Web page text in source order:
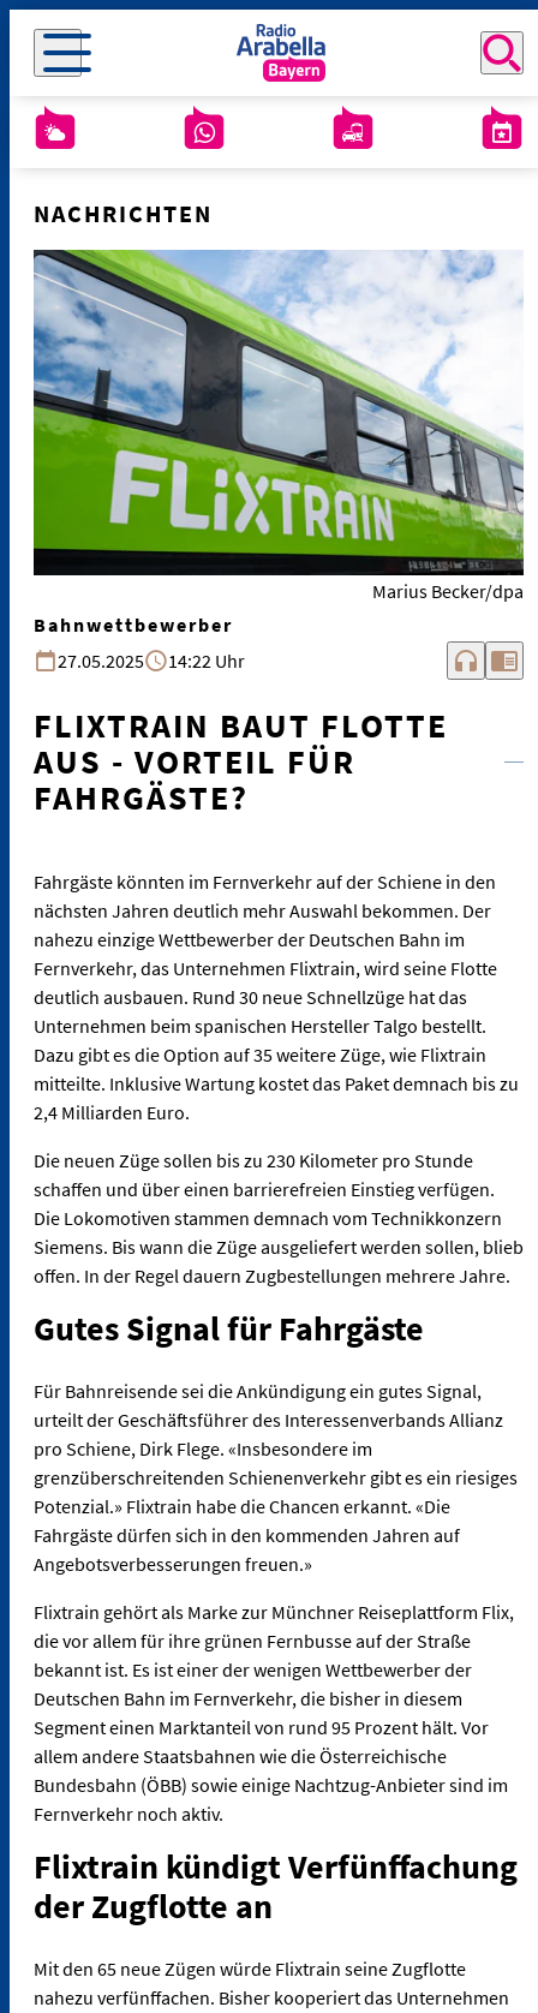
NACHRICHTEN
Marius Becker/dpa
Bahnwettbewerber
27.05.2025
14:22 Uhr headphones chrome_reader_mode
FLIXTRAIN BAUT FLOTTE
AUS - VORTEIL FÜR
FAHRGÄSTE?
Fahrgäste könnten im Fernverkehr auf der Schiene in den
nächsten Jahren deutlich mehr Auswahl bekommen. Der
nahezu einzige Wettbewerber der Deutschen Bahn im
Fernverkehr, das Unternehmen Flixtrain, wird seine Flotte
deutlich ausbauen. Rund 30 neue Schnellzüge hat das
Unternehmen beim spanischen Hersteller Talgo bestellt.
Dazu gibt es die Option auf 35 weitere Züge, wie Flixtrain
mitteilte. Inklusive Wartung kostet das Paket demnach bis zu
2,4 Milliarden Euro.
Die neuen Züge sollen bis zu 230 Kilometer pro Stunde
schaffen und über einen barrierefreien Einstieg verfügen.
Die Lokomotiven stammen demnach vom Technikkonzern
Siemens. Bis wann die Züge ausgeliefert werden sollen, blieb
offen. In der Regel dauern Zugbestellungen mehrere Jahre.
Gutes Signal für Fahrgäste
Für Bahnreisende sei die Ankündigung ein gutes Signal,
urteilt der Geschäftsführer des Interessenverbands Allianz
pro Schiene, Dirk Flege. «Insbesondere im
grenzüberschreitenden Schienenverkehr gibt es ein riesiges
Potenzial.» Flixtrain habe die Chancen erkannt. «Die
Fahrgäste dürfen sich in den kommenden Jahren auf
Angebotsverbesserungen freuen.»
Flixtrain gehört als Marke zur Münchner Reiseplattform Flix,
die vor allem für ihre grünen Fernbusse auf der Straße
bekannt ist. Es ist einer der wenigen Wettbewerber der
Deutschen Bahn im Fernverkehr, die bisher in diesem
Segment einen Marktanteil von rund 95 Prozent hält. Vor
allem andere Staatsbahnen wie die Österreichische
Bundesbahn (ÖBB) sowie einige Nachtzug-Anbieter sind im
Fernverkehr noch aktiv.
Flixtrain kündigt Verfünffachung
der Zugflotte an
Mit den 65 neue Zügen würde Flixtrain seine Zugflotte
nahezu verfünffachen. Bisher kooperiert das Unternehmen